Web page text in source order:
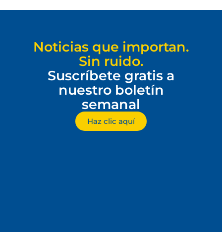
Noticias que importan.
Sin ruido.
Suscríbete gratis a
nuestro boletín
semanal
Haz clic aquí